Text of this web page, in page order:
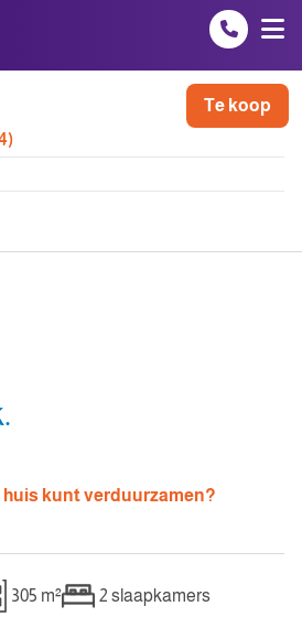
Te koop
huis kunt verduurzamen?
305 m² 2 slaapkamers